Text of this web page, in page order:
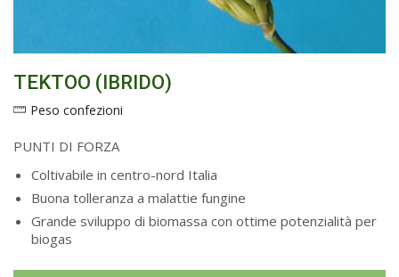
TEKTOO (IBRIDO)
Peso confezioni
PUNTI DI FORZA
Coltivabile in centro-nord Italia
Buona tolleranza a malattie fungine
Grande sviluppo di biomassa con ottime potenzialità per
biogas